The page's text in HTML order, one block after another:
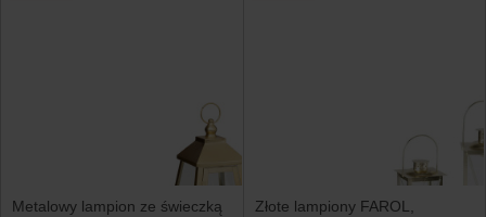
Metalowy lampion ze świeczką
Złote lampiony FAROL,